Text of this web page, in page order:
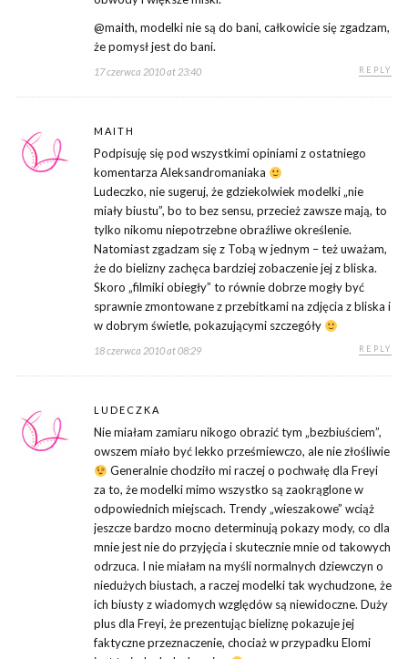
@maith, modelki nie są do bani, całkowicie się zgadzam,
że pomysł jest do bani.
17 czerwca 2010 at 23:40 REPLY
MAITH
Podpisuję się pod wszystkimi opiniami z ostatniego
komentarza Aleksandromaniaka
Ludeczko, nie sugeruj, że gdziekolwiek modelki „nie
miały biustu”, bo to bez sensu, przecież zawsze mają, to
tylko nikomu niepotrzebne obraźliwe określenie.
Natomiast zgadzam się z Tobą w jednym – też uważam,
że do bielizny zachęca bardziej zobaczenie jej z bliska.
Skoro „filmiki obiegły” to równie dobrze mogły być
sprawnie zmontowane z przebitkami na zdjęcia z bliska i
w dobrym świetle, pokazującymi szczegóły
18 czerwca 2010 at 08:29 REPLY
LUDECZKA
Nie miałam zamiaru nikogo obrazić tym „bezbiuściem”,
owszem miało być lekko prześmiewczo, ale nie złośliwie
Generalnie chodziło mi raczej o pochwałę dla Freyi
za to, że modelki mimo wszystko są zaokrąglone w
odpowiednich miejscach. Trendy „wieszakowe” wciąż
jeszcze bardzo mocno determinują pokazy mody, co dla
mnie jest nie do przyjęcia i skutecznie mnie od takowych
odrzuca. I nie miałam na myśli normalnych dziewczyn o
niedużych biustach, a raczej modelki tak wychudzone, że
ich biusty z wiadomych względów są niewidoczne. Duży
plus dla Freyi, że prezentując bieliznę pokazuje jej
faktyczne przeznaczenie, chociaż w przypadku Elomi